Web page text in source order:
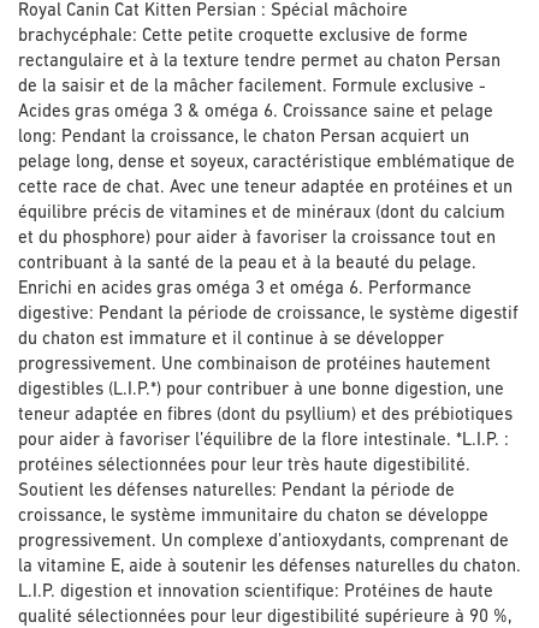
Royal Canin Cat Kitten Persian : Spécial mâchoire
brachycéphale: Cette petite croquette exclusive de forme
rectangulaire et à la texture tendre permet au chaton Persan
de la saisir et de la mâcher facilement. Formule exclusive -
Acides gras oméga 3 & oméga 6. Croissance saine et pelage
long: Pendant la croissance, le chaton Persan acquiert un
pelage long, dense et soyeux, caractéristique emblématique de
cette race de chat. Avec une teneur adaptée en protéines et un
équilibre précis de vitamines et de minéraux (dont du calcium
et du phosphore) pour aider à favoriser la croissance tout en
contribuant à la santé de la peau et à la beauté du pelage.
Enrichi en acides gras oméga 3 et oméga 6. Performance
digestive: Pendant la période de croissance, le système digestif
du chaton est immature et il continue à se développer
progressivement. Une combinaison de protéines hautement
digestibles (L.I.P.*) pour contribuer à une bonne digestion, une
teneur adaptée en fibres (dont du psyllium) et des prébiotiques
pour aider à favoriser l’équilibre de la flore intestinale. *L.I.P. :
protéines sélectionnées pour leur très haute digestibilité.
Soutient les défenses naturelles: Pendant la période de
croissance, le système immunitaire du chaton se développe
progressivement. Un complexe d’antioxydants, comprenant de
la vitamine E, aide à soutenir les défenses naturelles du chaton.
L.I.P. digestion et innovation scientifique: Protéines de haute
qualité sélectionnées pour leur digestibilité supérieure à 90 %,